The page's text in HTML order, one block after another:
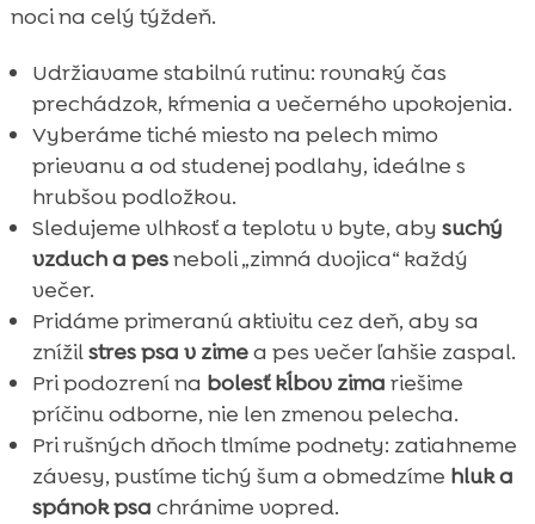
noci na celý týždeň.
Udržiavame stabilnú rutinu: rovnaký čas
prechádzok, kŕmenia a večerného upokojenia.
Vyberáme tiché miesto na pelech mimo
prievanu a od studenej podlahy, ideálne s
hrubšou podložkou.
Sledujeme vlhkosť a teplotu v byte, aby suchý
vzduch a pesneboli „zimná dvojica“ každý
večer.
Pridáme primeranú aktivitu cez deň, aby sa
znížilstres psa v zimea pes večer ľahšie zaspal.
Pri podozrení na bolesť kĺbov zima riešime
príčinu odborne, nie len zmenou pelecha.
Pri rušných dňoch tlmíme podnety: zatiahneme
závesy, pustíme tichý šum a obmedzíme hluk a
spánok psa chránime vopred.